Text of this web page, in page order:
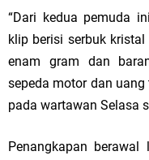
“Dari kedua pemuda
klip berisi serbuk
enam gram dan
sepeda motor dan uang
pada wartawan Selasa
Penangkapan